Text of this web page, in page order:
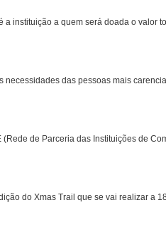
a instituição a quem será doada o valor
necessidades das pessoas mais
de Parceria das Instituições de
do Xmas Trail que se vai realizar a